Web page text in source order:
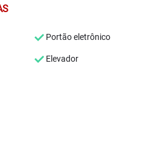
Portão eletrônico
Elevador